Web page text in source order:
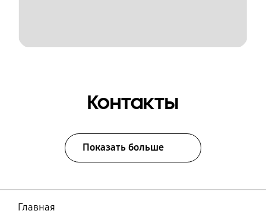
Контакты
Показать больше
Главная